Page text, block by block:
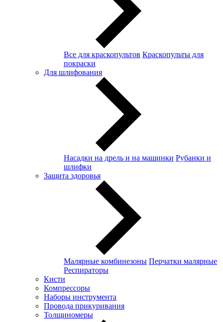
Все для краскопультов Краскопульты для
покраски
Для шлифования
Насадки на дрель и на машинки Рубанки и
шлифки
Защита здоровья
Малярные комбинезоны Перчатки малярные
Респираторы
Кисти
Компрессоры
Наборы инструмента
Провода прикуривания
Толщиномеры